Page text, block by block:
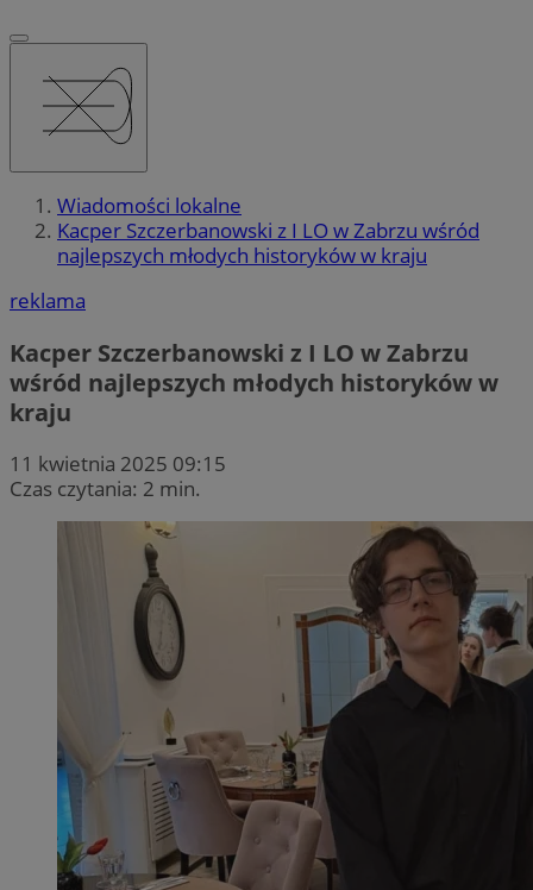
Wiadomości lokalne
Kacper Szczerbanowski z I LO w Zabrzu wśród
najlepszych młodych historyków w kraju
reklama
Kacper Szczerbanowski z I LO w Zabrzu
wśród najlepszych młodych historyków w
kraju
11 kwietnia 2025 09:15
Czas czytania: 2 min.